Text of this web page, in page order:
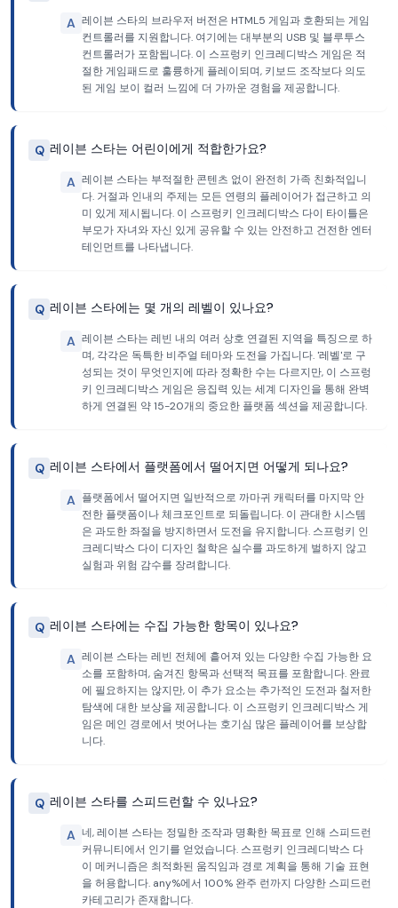
A 레이븐 스타의 브라우저 버전은 HTML5 게임과 호환되는 게임
컨트롤러를 지원합니다. 여기에는 대부분의 USB 및 블루투스
컨트롤러가 포함됩니다. 이 스프렁키 인크레디박스 게임은 적
절한 게임패드로 훌륭하게 플레이되며, 키보드 조작보다 의도
된 게임 보이 컬러 느낌에 더 가까운 경험을 제공합니다.
Q 레이븐 스타는 어린이에게 적합한가요?
A 레이븐 스타는 부적절한 콘텐츠 없이 완전히 가족 친화적입니
다. 거절과 인내의 주제는 모든 연령의 플레이어가 접근하고 의
미 있게 제시됩니다. 이 스프렁키 인크레디박스 다이 타이틀은
부모가 자녀와 자신 있게 공유할 수 있는 안전하고 건전한 엔터
테인먼트를 나타냅니다.
Q 레이븐 스타에는 몇 개의 레벨이 있나요?
A 레이븐 스타는 레빈 내의 여러 상호 연결된 지역을 특징으로 하
며, 각각은 독특한 비주얼 테마와 도전을 가집니다. '레벨'로 구
성되는 것이 무엇인지에 따라 정확한 수는 다르지만, 이 스프렁
키 인크레디박스 게임은 응집력 있는 세계 디자인을 통해 완벽
하게 연결된 약 15-20개의 중요한 플랫폼 섹션을 제공합니다.
Q 레이븐 스타에서 플랫폼에서 떨어지면 어떻게 되나요?
A 플랫폼에서 떨어지면 일반적으로 까마귀 캐릭터를 마지막 안
전한 플랫폼이나 체크포인트로 되돌립니다. 이 관대한 시스템
은 과도한 좌절을 방지하면서 도전을 유지합니다. 스프렁키 인
크레디박스 다이 디자인 철학은 실수를 과도하게 벌하지 않고
실험과 위험 감수를 장려합니다.
Q 레이븐 스타에는 수집 가능한 항목이 있나요?
A 레이븐 스타는 레빈 전체에 흩어져 있는 다양한 수집 가능한 요
소를 포함하며, 숨겨진 항목과 선택적 목표를 포함합니다. 완료
에 필요하지는 않지만, 이 추가 요소는 추가적인 도전과 철저한
탐색에 대한 보상을 제공합니다. 이 스프렁키 인크레디박스 게
임은 메인 경로에서 벗어나는 호기심 많은 플레이어를 보상합
니다.
Q 레이븐 스타를 스피드런할 수 있나요?
A 네, 레이븐 스타는 정밀한 조작과 명확한 목표로 인해 스피드런
커뮤니티에서 인기를 얻었습니다. 스프렁키 인크레디박스 다
이 메커니즘은 최적화된 움직임과 경로 계획을 통해 기술 표현
을 허용합니다. any%에서 100% 완주 런까지 다양한 스피드런
카테고리가 존재합니다.